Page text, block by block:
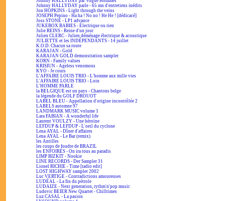
Johnny HALLYDAY parle - 65 mn d'entretiens inédits
Jon HOPKINS - Light through the veins
JOSEPH Pepino - Ha ha ! No no ! He He ! [dédicacé]
Joss STONE - LP1 advance
JUKEBOX BABIES - Électrique ou rien
Julie REINS - Reine d'un jour
Julien CLERC - Julien déménage électrique & acoustique
JULIETTE et les INDÉPENDANTS - 14 juillet
K.O.D. Chacun sa route
KARAJAN - Gold
KARAJAN GOLD demonstration sampler
KORN - Family values
KRISIUN - Ageless venomous
KYO - Je cours
L'AFFAIRE LOUIS TRIO - L'homme aux mille vies
L'AFFAIRE LOUIS TRIO - Loin
L'HOMME PARLE
la BELGIQUE est un pays - Chantons belge
la légende du GOLF DROUOT
LABEL BLEU - Appellation d'origine incontrôlée 2
LABELS automne 97
LANDMARK MUSIC volume 1
Lara FABIAN - A wonderful life
Laurent VOULZY - Une héroïne
LEFDUP & LEFDUP - L'oeil du cyclone
Lena AYAL - Dîner d'affaires
Lena AYAL - Le Bar (remix)
les Antilles
les coups de foudre de BRAZIL
les ENFOIRÉS - On ira tous au paradis
LIMP BIZKIT - Nookie
LINE RECORDS - Der Sampler 31
Lionel RICHIE - Time [radio edit]
LOST HIGHWAY sampler 2002
Luc VERTIGE - Contradictions amoureuses
LUDÉAL - La fin du pétrole
LUDAIZE - Next generation, rythm'n'pop music
Ludovic BEIER New Quartet - Chilltimes
Luz CASAL - La pasion